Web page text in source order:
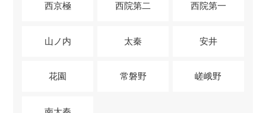
西京極 西院第二 西院第一
山ノ内 太秦 安井
花園 常磐野 嵯峨野